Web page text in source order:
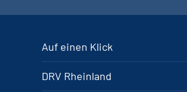
Auf einen Klick
DRV Rheinland